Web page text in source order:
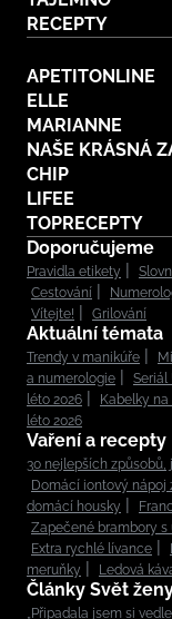
RECEPTY
APETITONLINE
ELLE
MARIANNE
NAŠE KRÁSNÁ
CHIP
LIFEE
TOPRECEPTY
Doporučujeme
Pravidla etikety
Cestování
Vítejte!
Grilování
Aktuální témata
Trendy v manikúře
a numerologie
Seriál
léto 2026
Kabelky na
léto 2026
Vaření a recepty
30 nejlepších způsobů,
Domácí iontový nápoj
domácí housky
Zapečené brambory
Extra rychlé lívance
meruňky
Ledová
Články Svět
„Připadala jsem si